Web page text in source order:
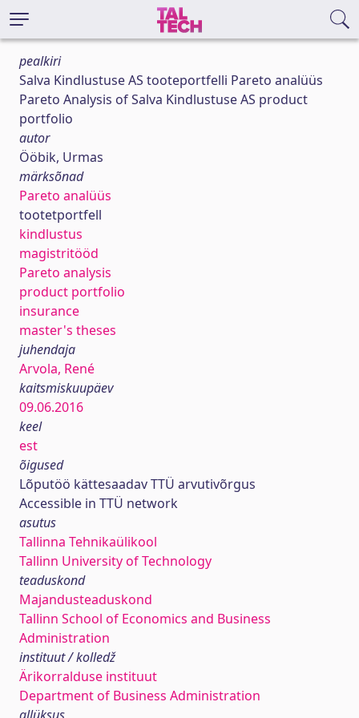
pealkiri
Salva Kindlustuse AS tooteportfelli Pareto analüüs
Pareto Analysis of Salva Kindlustuse AS product
portfolio
autor
Ööbik, Urmas
märksõnad
Pareto analüüs
tootetportfell
kindlustus
magistritööd
Pareto analysis
product portfolio
insurance
master's theses
juhendaja
Arvola, René
kaitsmiskuupäev
09.06.2016
keel
est
õigused
Lõputöö kättesaadav TTÜ arvutivõrgus
Accessible in TTÜ network
asutus
Tallinna Tehnikaülikool
Tallinn University of Technology
teaduskond
Majandusteaduskond
Tallinn School of Economics and Business
Administration
instituut / kolledž
Ärikorralduse instituut
Department of Business Administration